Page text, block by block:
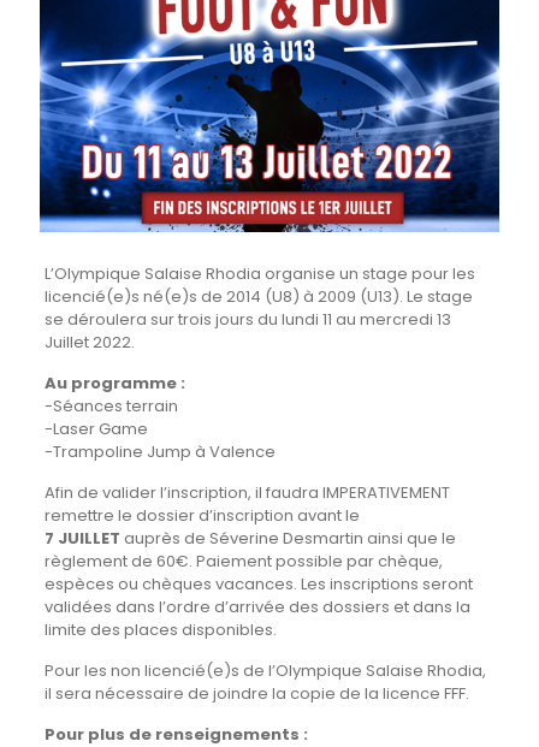
L’Olympique Salaise Rhodia organise un stage pour les
licencié(e)s né(e)s de 2014 (U8) à 2009 (U13). Le stage
se déroulera sur trois jours du lundi 11 au mercredi 13
Juillet 2022.
Au programme :
-Séances terrain
-Laser Game
-Trampoline Jump à Valence
Afin de valider l’inscription, il faudra IMPERATIVEMENT
remettre le dossier d’inscription avant le
7 JUILLET auprès de Séverine Desmartin ainsi que le
règlement de 60€. Paiement possible par chèque,
espèces ou chèques vacances. Les inscriptions seront
validées dans l’ordre d’arrivée des dossiers et dans la
limite des places disponibles.
Pour les non licencié(e)s de l’Olympique Salaise Rhodia,
il sera nécessaire de joindre la copie de la licence FFF.
Pour plus de renseignements :